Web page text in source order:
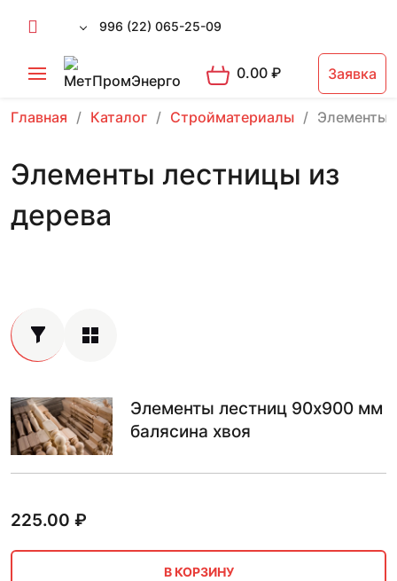
996 (22) 065-25-09
0.00₽ Заявка
Главная Каталог Стройматериалы Элементы
Элементы лестницы из
дерева
Элементы лестниц 90х900 мм
балясина хвоя
225.00 ₽
В КОРЗИНУ